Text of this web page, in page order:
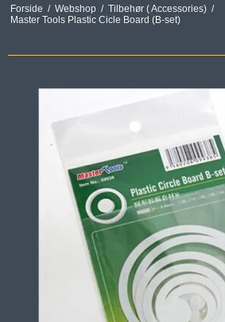
Forside / Webshop / Tilbehør ( Accessories) /
Master Tools Plastic Cicle Board (B-set)